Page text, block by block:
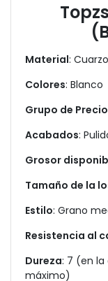
Material: Cuarzo
Colores: Blanco
Grupo de Precio
Acabados:
Grosor
Tamaño de la
Estilo: Grano
Resistencia al
Dureza: 7 (en la
máximo)